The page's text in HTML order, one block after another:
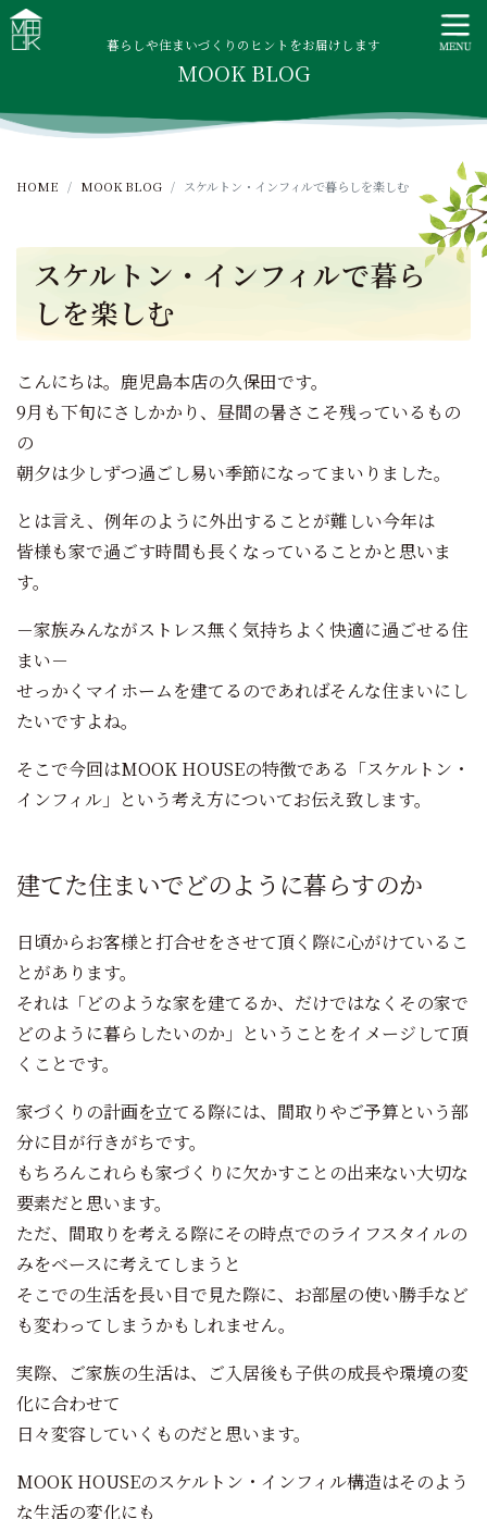
t
MOOK HOUSE ムックハウス
MOOK HOUSEはかごしま素材で建てる木の住まい。自然を
感じる四季に合わせた暮らし、家族がずっと住み継げる暮ら
暮らしや住まいづくりのヒントをお届けします
MOOK BLOG
HOME MOOK BLOG スケルトン・インフィルで暮らしを楽しむ
スケルトン・インフィルで暮ら
しを楽しむ
こんにちは。鹿児島本店の久保田です。
9月も下旬にさしかかり、昼間の暑さこそ残っているもの
の
朝夕は少しずつ過ごし易い季節になってまいりました。
とは言え、例年のように外出することが難しい今年は
皆様も家で過ごす時間も長くなっていることかと思いま
す。
－家族みんながストレス無く気持ちよく快適に過ごせる住
まい－
せっかくマイホームを建てるのであればそんな住まいにし
たいですよね。
そこで今回はMOOK HOUSEの特徴である「スケルトン・
インフィル」という考え方についてお伝え致します。
建てた住まいでどのように暮らすのか
日頃からお客様と打合せをさせて頂く際に心がけているこ
とがあります。
それは「どのような家を建てるか、だけではなくその家で
どのように暮らしたいのか」ということをイメージして頂
くことです。
家づくりの計画を立てる際には、間取りやご予算という部
分に目が行きがちです。
もちろんこれらも家づくりに欠かすことの出来ない大切な
要素だと思います。
ただ、間取りを考える際にその時点でのライフスタイルの
みをベースに考えてしまうと
そこでの生活を長い目で見た際に、お部屋の使い勝手など
も変わってしまうかもしれません。
実際、ご家族の生活は、ご入居後も子供の成長や環境の変
化に合わせて
日々変容していくものだと思います。
MOOK HOUSEのスケルトン・インフィル構造はそのよう
な生活の変化にも